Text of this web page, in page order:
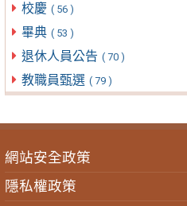
校慶 ( 56 )
畢典 ( 53 )
退休人員公告 ( 70 )
教職員甄選 ( 79 )
網站安全政策
隱私權政策